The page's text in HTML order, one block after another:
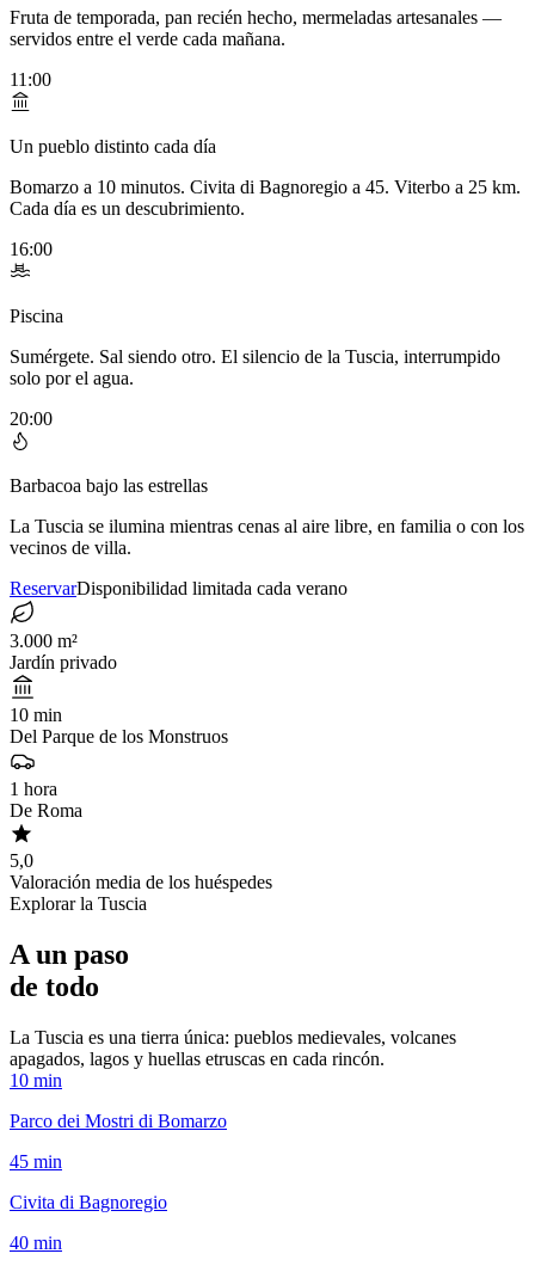
Fruta de temporada, pan recién hecho, mermeladas artesanales —
servidos entre el verde cada mañana.
11:00
Un pueblo distinto cada día
Bomarzo a 10 minutos. Civita di Bagnoregio a 45. Viterbo a 25 km.
Cada día es un descubrimiento.
16:00
Piscina
Sumérgete. Sal siendo otro. El silencio de la Tuscia, interrumpido
solo por el agua.
20:00
Barbacoa bajo las estrellas
La Tuscia se ilumina mientras cenas al aire libre, en familia o con los
vecinos de villa.
ReservarDisponibilidad limitada cada verano
3.000 m²
Jardín privado
10 min
Del Parque de los Monstruos
1 hora
De Roma
5,0
Valoración media de los huéspedes
Explorar la Tuscia
A un paso
de todo
La Tuscia es una tierra única: pueblos medievales, volcanes
apagados, lagos y huellas etruscas en cada rincón.
10 min
Parco dei Mostri di Bomarzo
45 min
Civita di Bagnoregio
40 min